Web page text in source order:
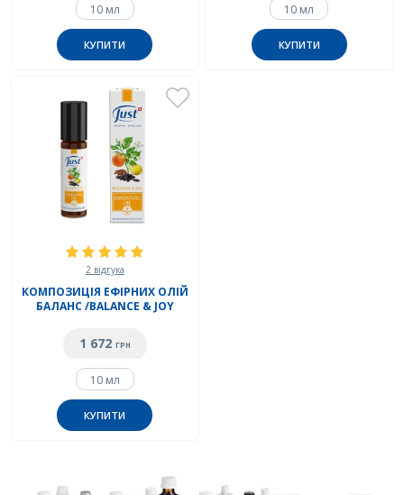
10 мл
КУПИТИ
10 мл
КУПИТИ
2 відгука
КОМПОЗИЦІЯ ЕФІРНИХ ОЛІЙ
БАЛАНС /BALANCE & JOY
1 672 ГРН
10 мл
КУПИТИ